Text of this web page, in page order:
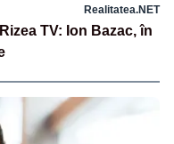
Realitatea.NET
TV: Ion Bazac, în